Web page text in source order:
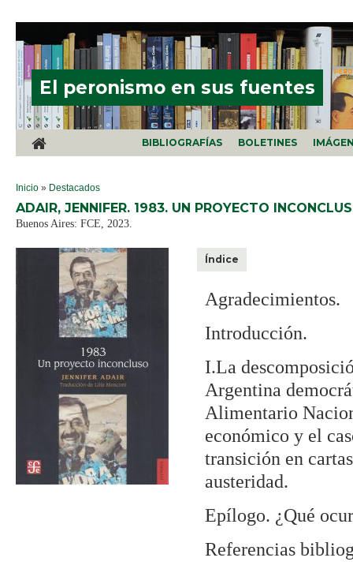
El peronismo en sus fuentes
BIBLIOGRAFÍAS BOLETINES
SE ENCUENTRA USTED AQUÍ
Inicio » Destacados
ADAIR, JENNIFER. 1983. UN PROYECTO
Buenos Aires: FCE, 2023.
Índice
Agradecimientos.
Introducción.
I.La
Argentina
Alimentario
económico y el
transición en
austeridad.
Epílogo. ¿Qué
Referencias